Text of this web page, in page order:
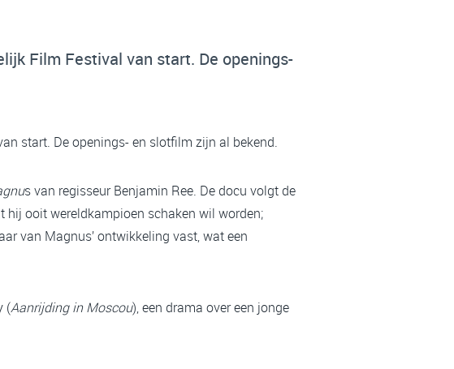
Film Festival van start. De openings-
start. De openings- en slotfilm zijn al bekend.
s van regisseur Benjamin Ree. De docu volgt de
hij ooit wereldkampioen schaken wil worden;
van Magnus’ ontwikkeling vast, wat een
(Aanrijding in Moscou), een drama over een jonge